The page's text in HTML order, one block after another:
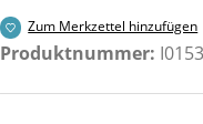
Zum Merkzettel hinzufügen
Produktnummer: